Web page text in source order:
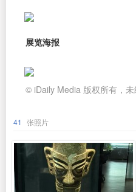
展览海报
© iDaily Media 版权所有，未
41 张照片